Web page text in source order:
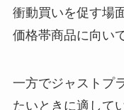
衝動買いを促す場
価格帯商品に向い
一方でジャストプ
たいときに適して